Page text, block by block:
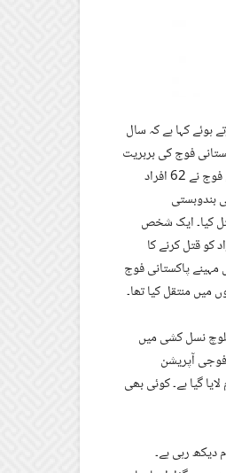
2021 کا تفصیلی رپورٹ جاری کرتے ہوئے کہا ہے کہ سال
فوج کی بربریت
و درندگی میں مزید شدت دیکھنے میں آئی۔ اس مہینے بیس سے زائد فوجی آپریشنوں اور چھاپوں میں پاکستانی فوج نے 62 افراد
ایرانی بندوبستی
کیا۔ ایک شخص
کو قتل کرنے کا
پاکستانی فوج
نسل کشی میں
آپریشن
گیا ہے۔ کوئی بھی
دیکھ رہی ہے۔